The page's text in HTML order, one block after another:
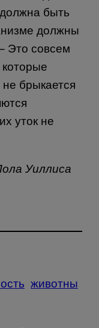
быть
должны
Это совсем
брыкается
уток не
Уиллиса
животны